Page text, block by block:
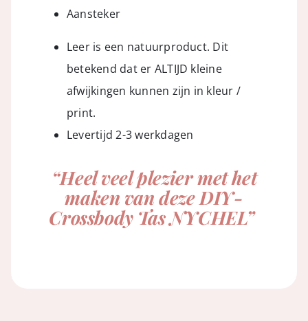
Aansteker
Leer is een natuurproduct. Dit
betekend dat er ALTIJD kleine
afwijkingen kunnen zijn in kleur /
print.
Levertijd 2-3 werkdagen
“Heel veel plezier met het
maken van deze DIY-
Crossbody Tas NYCHEL”